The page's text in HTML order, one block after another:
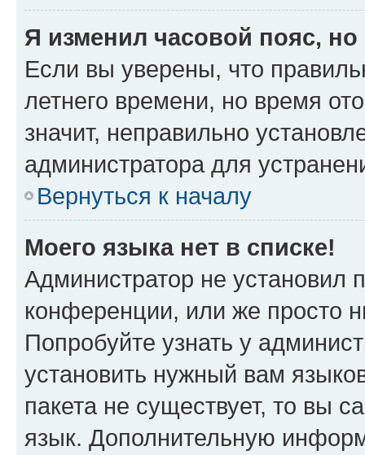
Я изменил часовой пояс,
Если вы уверены, что
летнего времени, но время
значит, неправильно
администратора для
Вернуться к началу
Моего языка нет в списке!
Администратор не установил
конференции, или же просто
Попробуйте узнать у
установить нужный вам
пакета не существует, то вы
язык. Дополнительную